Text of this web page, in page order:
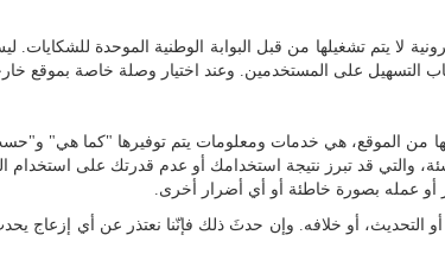
لا يتم تشغيلها من قبل البوابة الوطنية الموحدة
التسهيل على المستخدمين. وعند اختيار وصلة خاصة بموقع
من الموقع، هي خدمات ومعلومات يتم توفيرها "كما هي"
والتي قد تبرز نتيجة استخدامك أو عدم قدرتك على استخدام
أو عمله بصورة خاطئة أو أي أضرار أخرى.
أو التحديث، أو خلافه. وإن حدثَ ذلك فإنّنا نعتذر عن أي